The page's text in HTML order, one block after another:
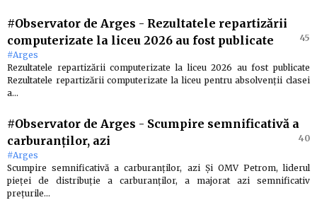
#Observator de Arges - Rezultatele repartizării
computerizate la liceu 2026 au fost publicate
45
#Arges
Rezultatele repartizării computerizate la liceu 2026 au fost publicate
Rezultatele repartizării computerizate la liceu pentru absolvenții clasei
a…
#Observator de Arges - Scumpire semnificativă a
carburanților, azi
40
#Arges
Scumpire semnificativă a carburanților, azi Și OMV Petrom, liderul
pieței de distribuție a carburanților, a majorat azi semnificativ
prețurile…